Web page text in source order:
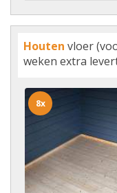
Houten vloer
weken extra
8x